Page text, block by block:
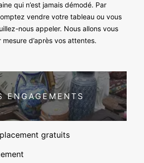
qui n’est jamais démodé. Par
vendre votre tableau ou vous
nous appeler. Nous allons vous
d’après vos attentes.
ENGAGEMENTS
gratuits